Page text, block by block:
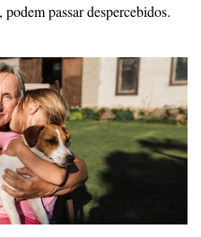
passar despercebidos.